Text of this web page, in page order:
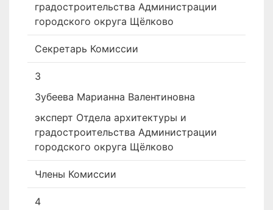
градостроительства Администрации
городского округа Щёлково
Секретарь Комиссии
3
Зубеева Марианна Валентиновна
­эксперт Отдела архитектуры и
градостроительства Администрации
городского округа Щёлково
Члены Комиссии
4